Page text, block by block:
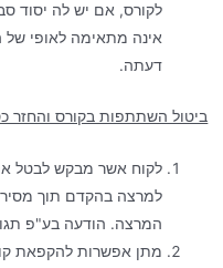
לקורס, אם יש לה יסוד
אינה מתאימה לאופי של
דעתה.
ביטול השתתפות בקורס והחזר
לקוח אשר מבקש לבטל
למרצה בהקדם תוך
המרצה. הודעה בע"פ
מתן אפשרות להקפאת